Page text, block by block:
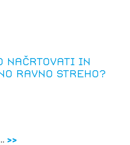
načrtovati in
ravno streho?